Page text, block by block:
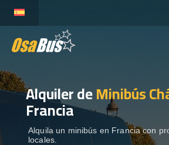
content
ALQUILER DE AUTOCARES
DESTINOS
Alquiler deMinibús
Francia
Alquila un minibús en Francia con
locales.